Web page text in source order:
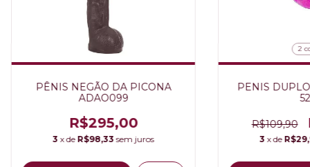
PÊNIS NEGÃO DA PICONA
ADAO099
R$295,00
3 x de R$98,33 sem juros
2
PENIS
R$109,90
3 x de